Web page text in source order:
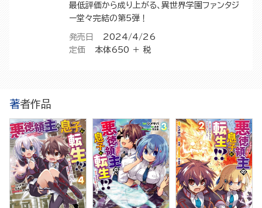
最低評価から成り上がる、異世界学園ファンタジ
ー堂々完結の第5弾！
発売日
2024/4/26
定価
本体650 ＋ 税
著者作品